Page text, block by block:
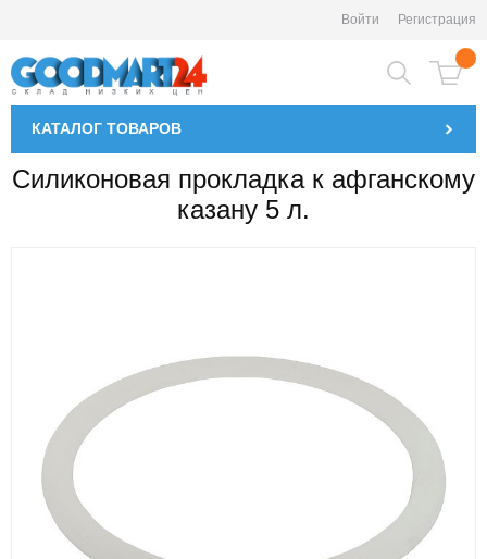
Войти Регистрация
КАТАЛОГ ТОВАРОВ
Силиконовая прокладка к афганскому
казану 5 л.